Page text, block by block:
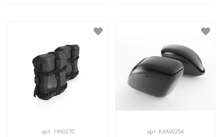
арт. 1990270 арт. KXA00254